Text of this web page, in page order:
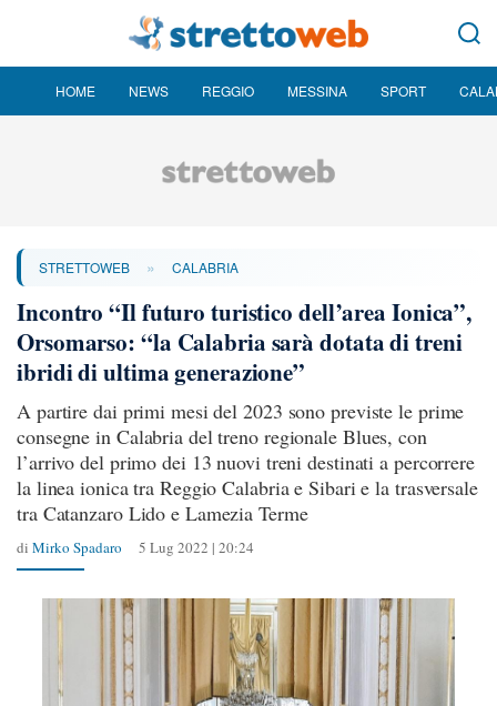
HOME NEWS REGGIO MESSINA SPORT
STRETTOWEB » CALABRIA
Incontro “Il futuro turistico dell’area Ionica”,
Orsomarso: “la Calabria sarà dotata di treni
ibridi di ultima generazione”
A partire dai primi mesi del 2023 sono previste le prime
consegne in Calabria del treno regionale Blues, con
l’arrivo del primo dei 13 nuovi treni destinati a percorrere
la linea ionica tra Reggio Calabria e Sibari e la trasversale
tra Catanzaro Lido e Lamezia Terme
di Mirko Spadaro 5 Lug 2022 | 20:24